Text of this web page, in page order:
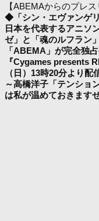
【ABEMAからのプレス
◆「シン・エヴァンゲ
日本を代表するアニソ
ゼ」と「魂のルフラン
「ABEMA」が完全独
『Cygames presents
（日）13時20分より配
～高橋洋子「テンショ
は私が温めておきます